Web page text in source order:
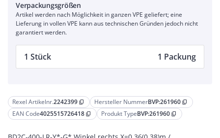
Rexel Artikelnr.2242399 content_copy Hersteller NummerBVP:261960 content_copy
EAN Code4025515726418 content_copy Produkt TypeBVP:261960 content_copy
Verpackungsgrößen
Artikel werden nach Möglichkeit in ganzen VPE geliefert; eine
Lieferung in vollen VPE kann aus technischen Gründen jedoch nicht
garantiert werden.
1 Stück 1 Packung